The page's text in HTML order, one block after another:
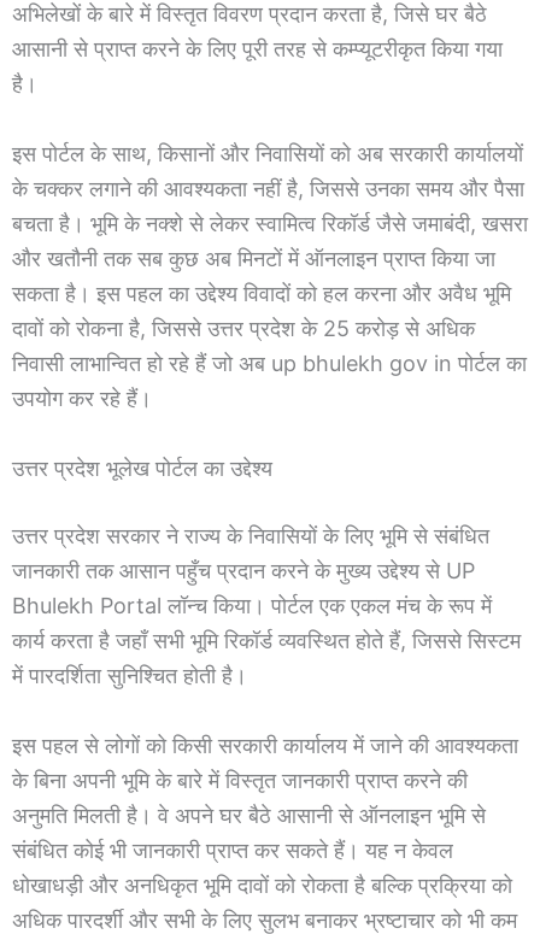
अभिलेखों के बारे में विस्तृत विवरण प्रदान करता है, जिसे घर बैठे
आसानी से प्राप्त करने के लिए पूरी तरह से कम्प्यूटरीकृत किया गया
है।
इस पोर्टल के साथ, किसानों और निवासियों को अब सरकारी कार्यालयों
के चक्कर लगाने की आवश्यकता नहीं है, जिससे उनका समय और पैसा
बचता है। भूमि के नक्शे से लेकर स्वामित्व रिकॉर्ड जैसे जमाबंदी, खसरा
और खतौनी तक सब कुछ अब मिनटों में ऑनलाइन प्राप्त किया जा
सकता है। इस पहल का उद्देश्य विवादों को हल करना और अवैध भूमि
दावों को रोकना है, जिससे उत्तर प्रदेश के 25 करोड़ से अधिक
निवासी लाभान्वित हो रहे हैं जो अब up bhulekh gov in पोर्टल का
उपयोग कर रहे हैं।
उत्तर प्रदेश भूलेख पोर्टल का उद्देश्य
उत्तर प्रदेश सरकार ने राज्य के निवासियों के लिए भूमि से संबंधित
जानकारी तक आसान पहुँच प्रदान करने के मुख्य उद्देश्य से UP
Bhulekh Portal लॉन्च किया। पोर्टल एक एकल मंच के रूप में
कार्य करता है जहाँ सभी भूमि रिकॉर्ड व्यवस्थित होते हैं, जिससे सिस्टम
में पारदर्शिता सुनिश्चित होती है।
इस पहल से लोगों को किसी सरकारी कार्यालय में जाने की आवश्यकता
के बिना अपनी भूमि के बारे में विस्तृत जानकारी प्राप्त करने की
अनुमति मिलती है। वे अपने घर बैठे आसानी से ऑनलाइन भूमि से
संबंधित कोई भी जानकारी प्राप्त कर सकते हैं। यह न केवल
धोखाधड़ी और अनधिकृत भूमि दावों को रोकता है बल्कि प्रक्रिया को
अधिक पारदर्शी और सभी के लिए सुलभ बनाकर भ्रष्टाचार को भी कम